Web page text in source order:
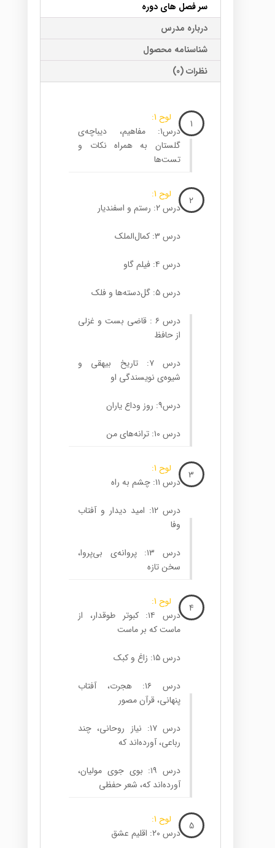
سر فصل های دوره
درباره مدرس
شناسنامه محصول
نظرات (0)
1
لوح 1:
درس۱: مفاهیم، دیباچه‌ی
گلستان به همراه نکات و
تست‌ها
2
لوح 1:
درس ۲: رستم و اسفندیار
درس ۳: کمال‌الملک
درس ۴: فیلم گاو
درس ۵: گل‌دسته‌ها و فلک
درس ۶ : قاضی بست و غزلی
از حافظ
درس ۷: تاریخ بیهقی و
شیوه‌ی نویسندگی او
درس۹: روز وداع یاران
درس ۱۰: ترانه‌های من
3
لوح 1:
درس ۱۱: چشم به راه
درس 12: امید دیدار و آفتاب
وفا
درس ۱۳: پروانه‌ی بی‌پروا،
سخن تازه
4
لوح 1:
درس ۱۴: کبوتر طوقدار، از
ماست که بر ماست
درس ۱۵: زاغ و کبک
درس ۱۶: هجرت، آفتاب
پنهانی، قرآن مصور
درس ۱۷: نیاز روحانی، چند
رباعی، آورده‌اند که
درس ۱۹: بوی جوی مولیان،
آورده‌اند که، شعر حفظی
5
لوح 1:
درس ۲۰: اقلیم عشق